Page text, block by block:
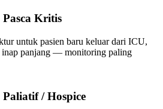
Kritis
untuk pasien baru keluar dari ICU,
inap panjang — monitoring paling
/ Hospice